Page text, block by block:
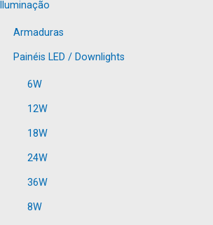
Iluminação
Armaduras
Painéis LED / Downlights
6W
12W
18W
24W
36W
8W